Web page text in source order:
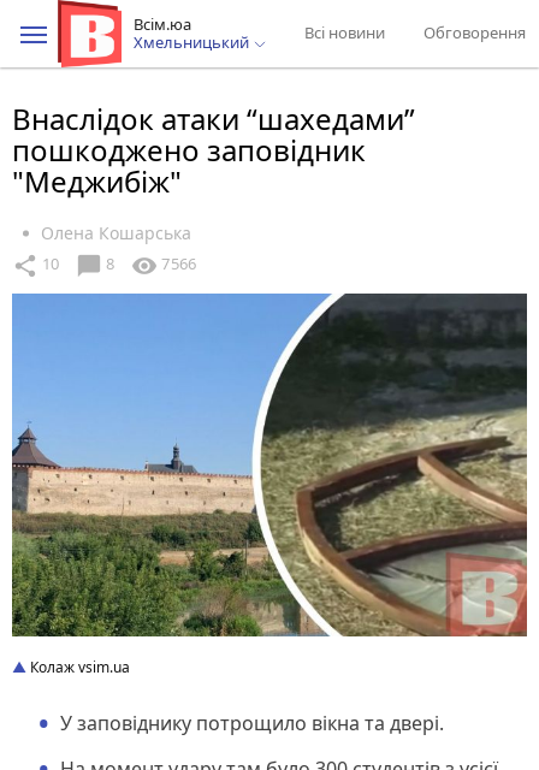
Всім.юа
Хмельницький
Всі новини Обговорення
Внаслідок атаки “шахедами”
пошкоджено заповідник
"Меджибіж"
Олена Кошарська
share 10 chat_bubble 8 visibility 7566
Колаж vsim.ua
У заповіднику потрощило вікна та двері.